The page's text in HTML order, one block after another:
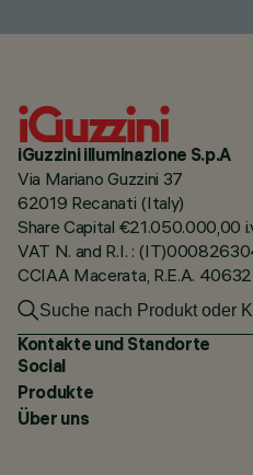
iGuzzini illuminazione S.p.A
Via Mariano Guzzini 37
62019 Recanati (Italy)
Share Capital €21.050.000,00
VAT N. and R.I. :
CCIAA Macerata, R.E.A. 40632
Kontakte und Standorte
Social
Produkte
Über uns